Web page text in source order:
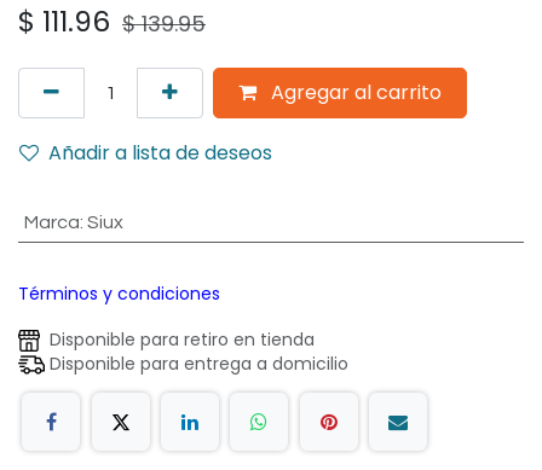
$ 111.96 $139.95
Agregar al carrito
Añadir a lista de deseos
Marca: Siux
Términos y condiciones
Disponible para retiro en tienda
Disponible para entrega a domicilio